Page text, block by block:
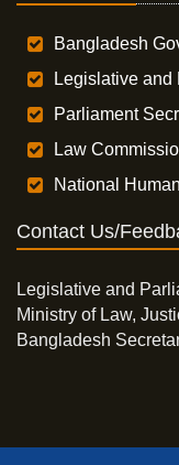
Bangladesh
Legislative and
Parliament
Law
National
Contact Us/
Legislative and
Ministry of Law,
Bangladesh